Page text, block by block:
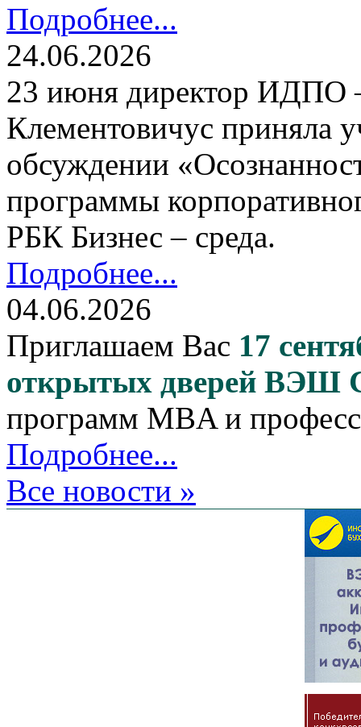
Подробнее...
24.06.2026
23 июня директор
Клементовичус приняла
обсуждении
программы
РБК Бизнес – среда.
Подробнее...
04.06.2026
Приглашаем Вас 17
открытых дверей ВЭШ
программ MBA и
Подробнее...
Все новости »